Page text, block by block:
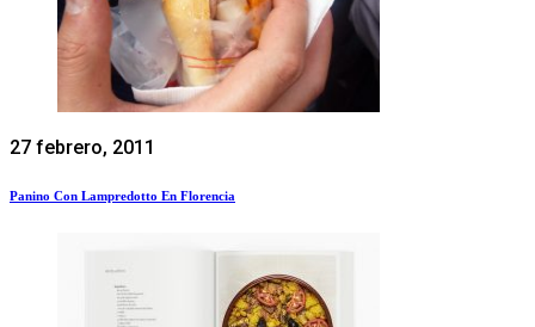
27 febrero, 2011
Panino Con Lampredotto En Florencia